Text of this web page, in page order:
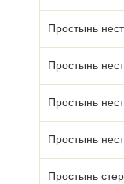
Простынь
Простынь
Простынь
Простынь
Простынь